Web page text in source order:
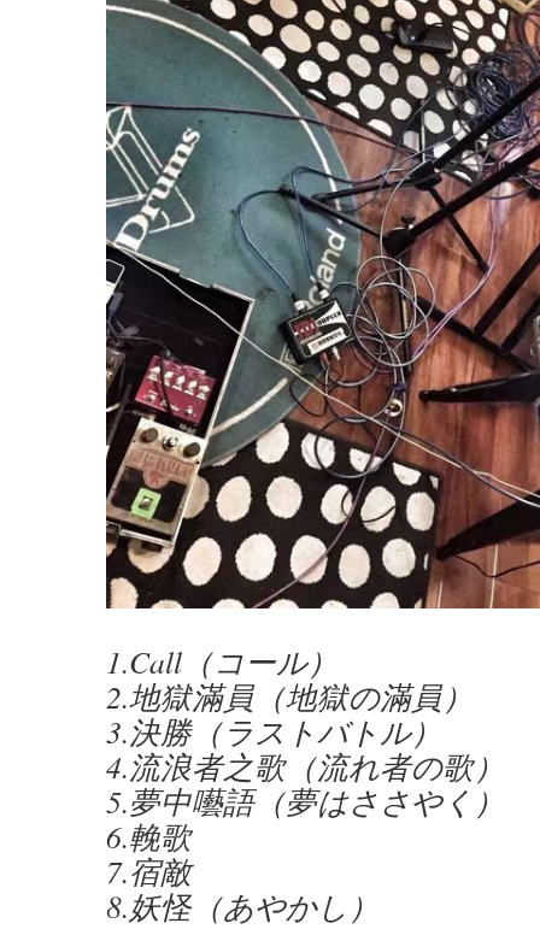
1.Call（コール）
2.地獄滿員（地獄の滿員）
3.決勝（ラストバトル）
4.流浪者之歌（流れ者の歌）
5.夢中囈語（夢はささやく）
6.輓歌
7.宿敵
8.妖怪（あやかし）